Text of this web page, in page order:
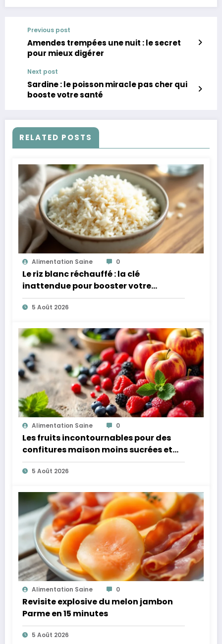
Previous post
Amendes trempées une nuit : le secret
pour mieux digérer
Next post
Sardine : le poisson miracle pas cher qui
booste votre santé
RELATED POSTS
Alimentation Saine 0
Le riz blanc réchauffé : la clé
inattendue pour booster votre
microbiote
5 Août 2026
Alimentation Saine 0
Les fruits incontournables pour des
confitures maison moins sucrées et
plus légères
5 Août 2026
Alimentation Saine 0
Revisite explosive du melon jambon
Parme en 15 minutes
5 Août 2026